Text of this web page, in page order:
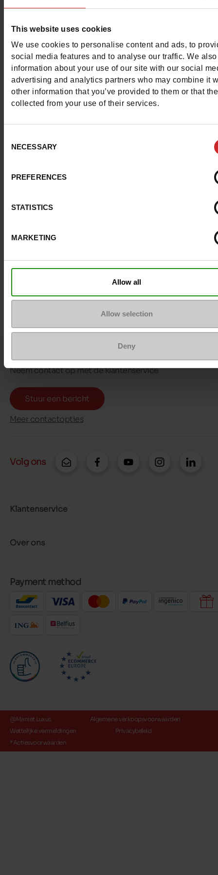
This website uses cookies
We use cookies to personalise content and ads, to
social media features and to analyse our traffic. We
information about your use of our site with our social
advertising and analytics partners who may combine it
other information that you’ve provided to them or that
collected from your use of their services.
Selection
NECESSARY
PREFERENCES
STATISTICS
MARKETING
Allow all
Allow selection
Deny
leren schoenen, zacht en resistent, zoals altijd.
Deze kleine GBB
schoenen zijn perfect om hun petons
beschermen en je in staat te stellen om kleine looks te
Verleid door deze creativiteit ?Maniet schoenen ! Luxus
een prachtige selectie modellen voor meisjes en
Vraagje ?
Neem contact op met de klantenservice
Stuur een bericht
Meer contactopties
Volg ons
Klantenservice
Over ons
Payment method
@Maniet Luxus
Algemene verkoopsvoorwaarden
Wettelijke vermeldingen
Privacybeleid
*Actiesvoorwaarden